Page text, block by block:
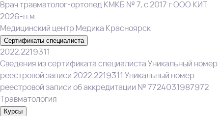
Врач травматолог-ортопед КМКБ № 7, с 2017 г ООО КИТ
2026-н.м.
Медицинский центр Медика Красноярск
Сертификаты специалиста
2022.2219311
Сведения из сертификата специалиста Уникальный номер
реестровой записи 2022.2219311 Уникальный номер
реестровой записи об аккредитации № 7724031987972
Травматология
Курсы